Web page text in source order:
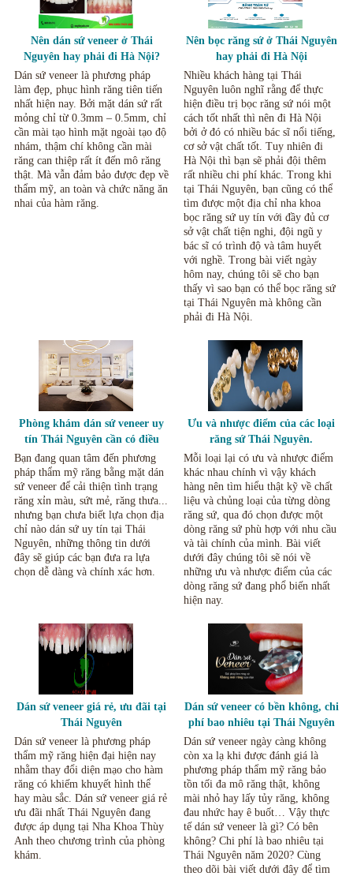
Nên dán sứ veneer ở Thái
Nguyên hay phải đi Hà Nội?
Dán sứ veneer là phương pháp
làm đẹp, phục hình răng tiên tiến
nhất hiện nay. Bởi mặt dán sứ rất
mỏng chỉ từ 0.3mm – 0.5mm, chỉ
cần mài tạo hình mặt ngoài tạo độ
nhám, thậm chí không cần mài
răng can thiệp rất ít đến mô răng
thật. Mà vẫn đảm bảo được đẹp về
thẩm mỹ, an toàn và chức năng ăn
nhai của hàm răng.
Nên bọc răng sứ ở Thái Nguyên
hay phải đi Hà Nội
Nhiều khách hàng tại Thái
Nguyên luôn nghĩ rằng để thực
hiện điều trị bọc răng sứ nói một
cách tốt nhất thì nên đi Hà Nội
bởi ở đó có nhiều bác sĩ nổi tiếng,
cơ sở vật chất tốt. Tuy nhiên đi
Hà Nội thì bạn sẽ phải đội thêm
rất nhiều chi phí khác. Trong khi
tại Thái Nguyên, bạn cũng có thể
tìm được một địa chỉ nha khoa
bọc răng sứ uy tín với đầy đủ cơ
sở vật chất tiện nghi, đội ngũ y
bác sĩ có trình độ và tâm huyết
với nghề. Trong bài viết ngày
hôm nay, chúng tôi sẽ cho bạn
thấy vì sao bạn có thể bọc răng sứ
tại Thái Nguyên mà không cần
phải đi Hà Nội.
Phòng khám dán sứ veneer uy
tín Thái Nguyên cần có điều
kiện gì?
Bạn đang quan tâm đến phương
pháp thẩm mỹ răng bằng mặt dán
sứ veneer để cải thiện tình trạng
răng xỉn màu, sứt mẻ, răng thưa...
nhưng bạn chưa biết lựa chọn địa
chỉ nào dán sứ uy tín tại Thái
Nguyên, những thông tin dưới
đây sẽ giúp các bạn đưa ra lựa
chọn dễ dàng và chính xác hơn.
Ưu và nhược điểm của các loại
răng sứ Thái Nguyên.
Mỗi loại lại có ưu và nhược điểm
khác nhau chính vì vậy khách
hàng nên tìm hiểu thật kỹ về chất
liệu và chủng loại của từng dòng
răng sứ, qua đó chọn được một
dòng răng sứ phù hợp với nhu cầu
và tài chính của mình. Bài viết
dưới đây chúng tôi sẽ nói về
những ưu và nhược điểm của các
dòng răng sứ đang phổ biến nhất
hiện nay.
Dán sứ veneer giá rẻ, ưu đãi tại
Thái Nguyên
Dán sứ veneer là phương pháp
thẩm mỹ răng hiện đại hiện nay
nhằm thay đổi diện mạo cho hàm
răng có khiếm khuyết hình thể
hay màu sắc. Dán sứ veneer giá rẻ
ưu đãi nhất Thái Nguyên đang
được áp dụng tại Nha Khoa Thùy
Anh theo chương trình của phòng
khám.
Dán sứ veneer có bền không, chi
phí bao nhiêu tại Thái Nguyên
năm 2020
Dán sứ veneer ngày càng không
còn xa lạ khi được đánh giá là
phương pháp thẩm mỹ răng bảo
tồn tối đa mô răng thật, không
mài nhỏ hay lấy tủy răng, không
đau nhức hay ê buốt… Vậy thực
tế dán sứ veneer là gì? Có bên
không? Chi phí là bao nhiêu tại
Thái Nguyên năm 2020? Cùng
theo dõi bài viết dưới đây để tìm